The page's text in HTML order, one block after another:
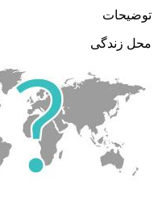
توضیحات
محل زندگی